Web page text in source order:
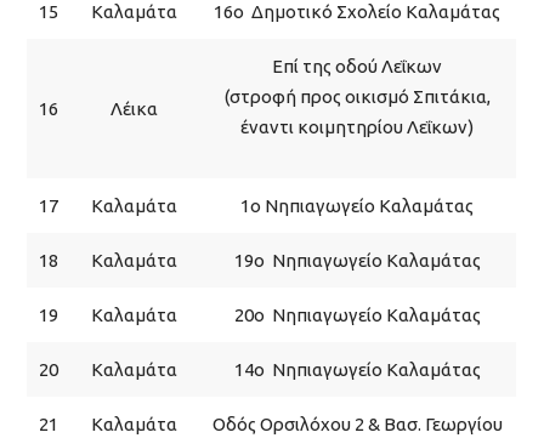
15 Καλαμάτα 16ο Δημοτικό Σχολείο Καλαμάτας
16 Λέικα
Επί της οδού Λεΐκων
(στροφή προς οικισμό Σπιτάκια,
έναντι κοιμητηρίου Λεΐκων)
17 Καλαμάτα 1ο Νηπιαγωγείο Καλαμάτας
18 Καλαμάτα 19ο Νηπιαγωγείο Καλαμάτας
19 Καλαμάτα 20ο Νηπιαγωγείο Καλαμάτας
20 Καλαμάτα 14ο Νηπιαγωγείο Καλαμάτας
21 Καλαμάτα Οδός Ορσιλόχου 2 & Βασ. Γεωργίου